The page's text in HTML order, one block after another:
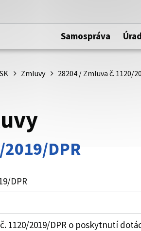
Prešovského samosprávneho
Samospráva
Zmluvy 28204 / Zmluva č. 1120/
DPR
DPR
1120/2019/DPR o poskytnutí